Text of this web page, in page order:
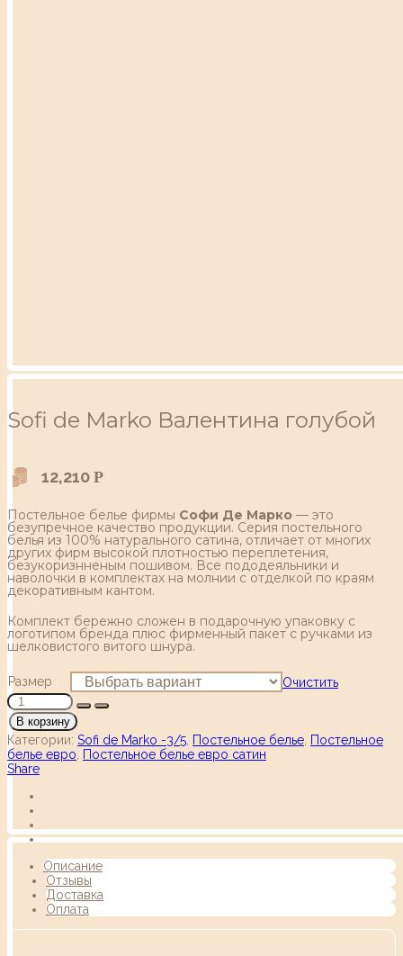
Sofi de Marko Валентина голубой
12,210 Р
Постельное белье фирмы Софи Де Марко — это
безупречное качество продукции. Серия постельного
белья из 100% натурального сатина, отличает от многих
других фирм высокой плотностью переплетения,
безукоризнненым пошивом. Все пододеяльники и
наволочки в комплектах на молнии с отделкой по краям
декоративным кантом.
Комплект бережно сложен в подарочную упаковку с
логотипом бренда плюс фирменный пакет с ручками из
шелковистого витого шнура.
Размер Очистить
В корзину
Категории: Sofi de Marko -3/5 Постельное белье Постельное
белье евро
Постельное белье евро сатин
Share
Описание
Отзывы
Доставка
Оплата